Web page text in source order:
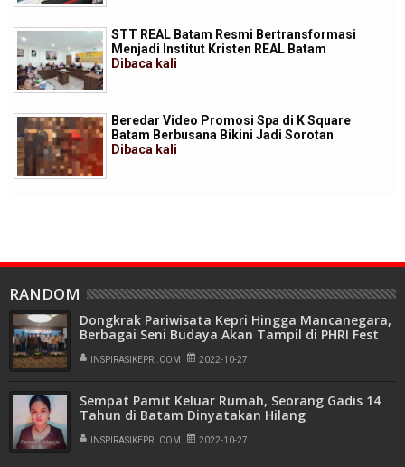
STT REAL Batam Resmi Bertransformasi
Menjadi Institut Kristen REAL Batam
Dibaca kali
Beredar Video Promosi Spa di K Square
Batam Berbusana Bikini Jadi Sorotan
Dibaca kali
RANDOM
Dongkrak Pariwisata Kepri Hingga Mancanegara,
Berbagai Seni Budaya Akan Tampil di PHRI Fest
INSPIRASIKEPRI.COM 2022-10-27
Sempat Pamit Keluar Rumah, Seorang Gadis 14
Tahun di Batam Dinyatakan Hilang
INSPIRASIKEPRI.COM 2022-10-27